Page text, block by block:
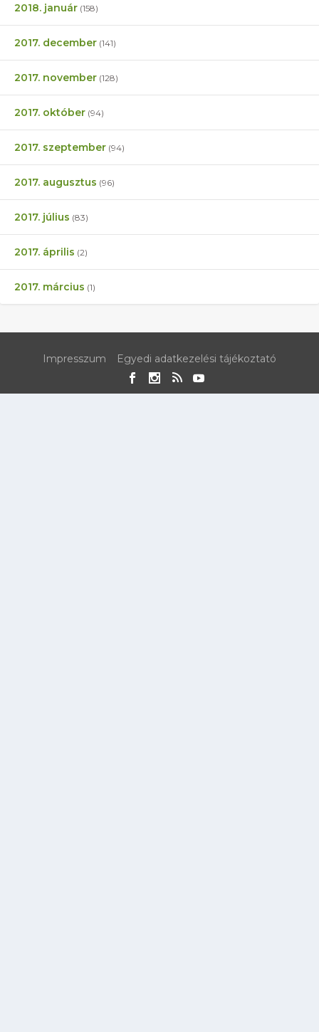
2018. január (158)
2017. december (141)
2017. november (128)
2017. október (94)
2017. szeptember (94)
2017. augusztus (96)
2017. július (83)
2017. április (2)
2017. március (1)
Impresszum Egyedi adatkezelési tájékoztató